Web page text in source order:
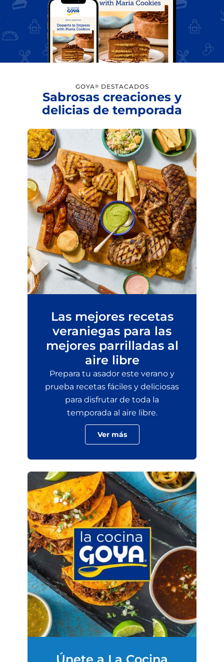
GOYA® DESTACADOS
Sabrosas creaciones y
delicias de temporada
Las mejores recetas
veraniegas para las
mejores parrilladas al
aire libre
Prepara tu asador este verano y
prueba recetas fáciles y deliciosas
para disfrutar de toda la
temporada al aire libre.
Ver más